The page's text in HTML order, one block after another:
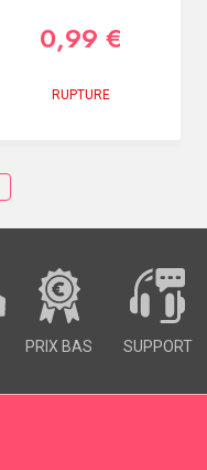
0,99 €
RUPTURE
PRIX BAS SUPPORT